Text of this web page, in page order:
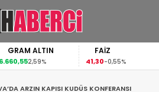
GRAM ALTIN
2,59%
FAİZ
41,30-0,55%
ARZIN KAPISI KUDÜS KONFERANSI